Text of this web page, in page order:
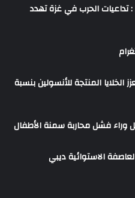
: تداعيات الحرب في غزة تهدد
المنتجة للأنسولين بنسبة
وراء فشل محاربة سمنة الأطفال
الاستوائية ديبي